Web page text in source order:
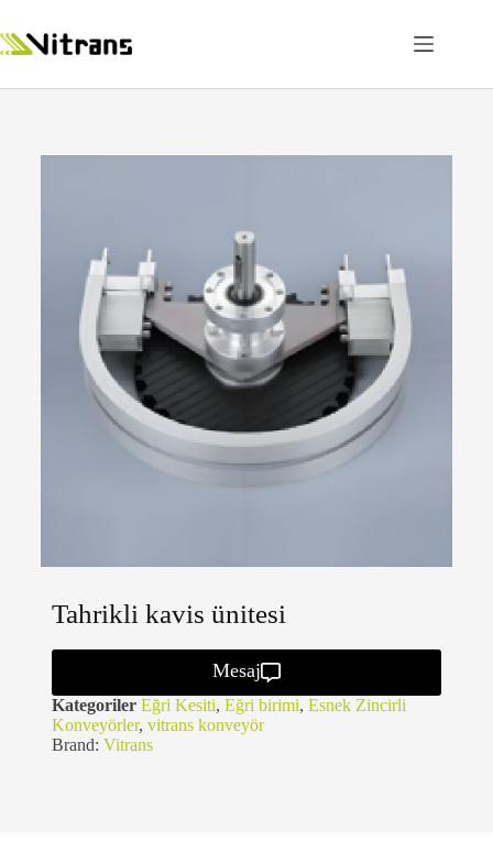
Tahrikli kavis ünitesi
Mesaj
Kategoriler Eğri Kesiti, Eğri birimi, Esnek Zincirli
Konveyörler, vitrans konveyör
Brand: Vitrans